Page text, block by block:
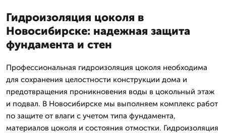
Гидроизоляция цоколя в
Новосибирске: надежная защита
фундамента и стен
Профессиональная гидроизоляция цоколя необходима
для сохранения целостности конструкции дома и
предотвращения проникновения воды в цокольный этаж
и подвал. В Новосибирске мы выполняем комплекс работ
по защите от влаги с учетом типа фундамента,
материалов цоколя и состояния отмостки. Гидроизоляция